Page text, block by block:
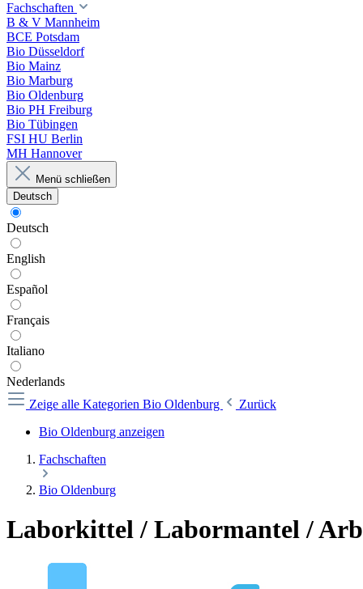
Fachschaften
B & V Mannheim
BCE Potsdam
Bio Düsseldorf
Bio Mainz
Bio Marburg
Bio Oldenburg
Bio PH Freiburg
Bio Tübingen
FSI HU Berlin
MH Hannover
Menü schließen
Deutsch
Deutsch
English
Español
Français
Italiano
Nederlands
Zeige alle Kategorien Bio Oldenburg
Zurück
Bio Oldenburg anzeigen
Fachschaften
Bio Oldenburg
Laborkittel / Labormantel /